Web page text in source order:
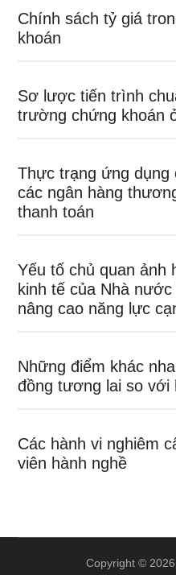
Chính sách tỷ giá
khoán
Sơ lược tiến trình
trường chứng khoán
Thực trạng ứng dụng
các ngân hàng
thanh toán
Yếu tố chủ quan ảnh
kinh tế của Nhà
nâng cao năng lực
Những điểm khác
đồng tương lai so với
Các hành vi nghiêm
viên hành nghề
Copyright © 2026